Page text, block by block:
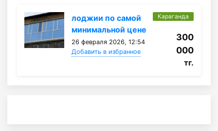
лоджии по самой
минимальной цене
26 февраля 2026, 12:54
Добавить в избранное
Караганда
300
000
тг.